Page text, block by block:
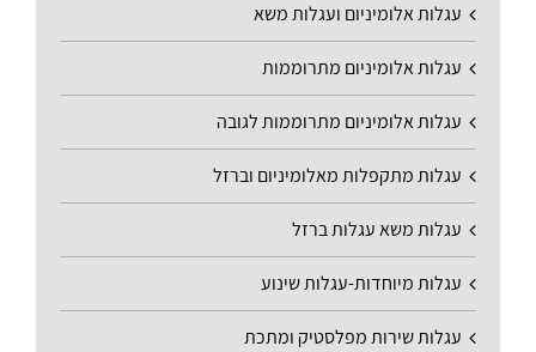
עגלות אלומיניום ועגלות משא
עגלות אלומיניום מתרוממות
עגלות אלומיניום מתרוממות לגובה
עגלות מתקפלות מאלומיניום וברזל
עגלות משא עגלות ברזל
עגלות מיוחדות-עגלות שינוע
עגלות שירות מפלסטיק ומתכת